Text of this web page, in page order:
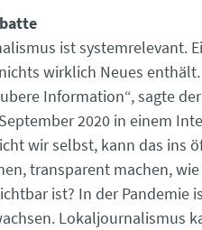
ist systemrelevant.
wirklich Neues enthält.
Information“, sagte
2020 in einem
wir selbst, kann das ins
transparent machen,
ist? In der Pandemie
Lokaljournalismus